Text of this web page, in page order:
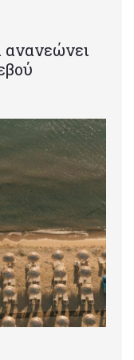
ανανεώνει